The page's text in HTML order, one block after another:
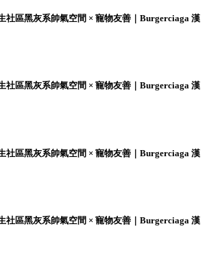
社區黑灰系帥氣空間 × 寵物友善｜Burgerciaga 漢
社區黑灰系帥氣空間 × 寵物友善｜Burgerciaga 漢
社區黑灰系帥氣空間 × 寵物友善｜Burgerciaga 漢
社區黑灰系帥氣空間 × 寵物友善｜Burgerciaga 漢